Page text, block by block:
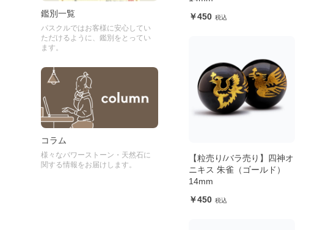
鑑別一覧
パスクルではお客様に安心してい
ただけるように、鑑別をとってい
ます。
コラム
様々なパワーストーン・天然石に
関する情報をお届けします。
450
【粒売り/バラ売り】四神オ
ニキス 朱雀（ゴールド）
14mm
450